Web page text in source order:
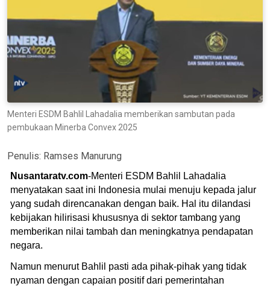
Menteri ESDM Bahlil Lahadalia memberikan sambutan pada
pembukaan Minerba Convex 2025
Penulis: Ramses Manurung
Nusantaratv.com-Menteri ESDM Bahlil Lahadalia
menyatakan saat ini Indonesia mulai menuju kepada jalur
yang sudah direncanakan dengan baik. Hal itu dilandasi
kebijakan hilirisasi khususnya di sektor tambang yang
memberikan nilai tambah dan meningkatnya pendapatan
negara.
Namun menurut Bahlil pasti ada pihak-pihak yang tidak
nyaman dengan capaian positif dari pemerintahan